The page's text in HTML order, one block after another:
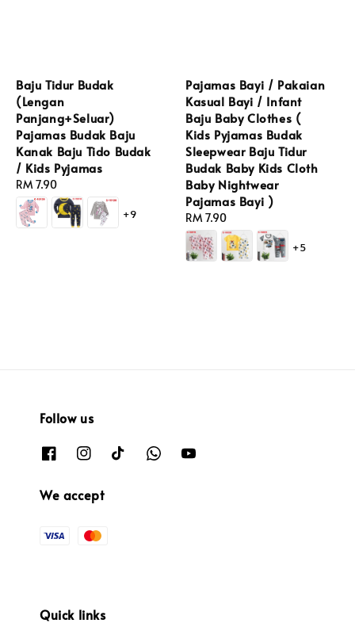
Baju Tidur Budak
(Lengan
Panjang+Seluar)
Pajamas Budak Baju
Kanak Baju Tido Budak
/ Kids Pyjamas
Regular
price
RM 7.90
+9
Pajamas Bayi / Pakaian
Kasual Bayi / Infant
Baju Baby Clothes (
Kids Pyjamas Budak
Sleepwear Baju Tidur
Budak Baby Kids Cloth
Baby Nightwear
Pajamas Bayi )
Regular
price
RM 7.90
+5
Follow us
We accept
Quick links